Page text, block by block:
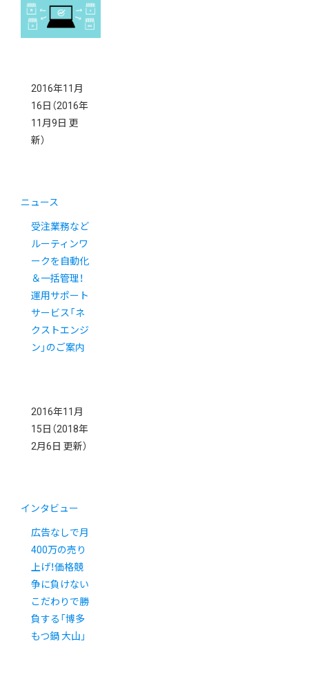
定
2016年11月
16日 （2016年
11月9日 更
新）
ニュース
受注業務など
ルーティンワ
ークを自動化
＆一括管理！
運用サポート
サービス「ネ
クストエンジ
ン」のご案内
2016年11月
15日 （2018年
2月6日 更新）
インタビュー
広告なしで月
400万の売り
上げ！価格競
争に負けない
こだわりで勝
負する「博多
もつ鍋 大山」